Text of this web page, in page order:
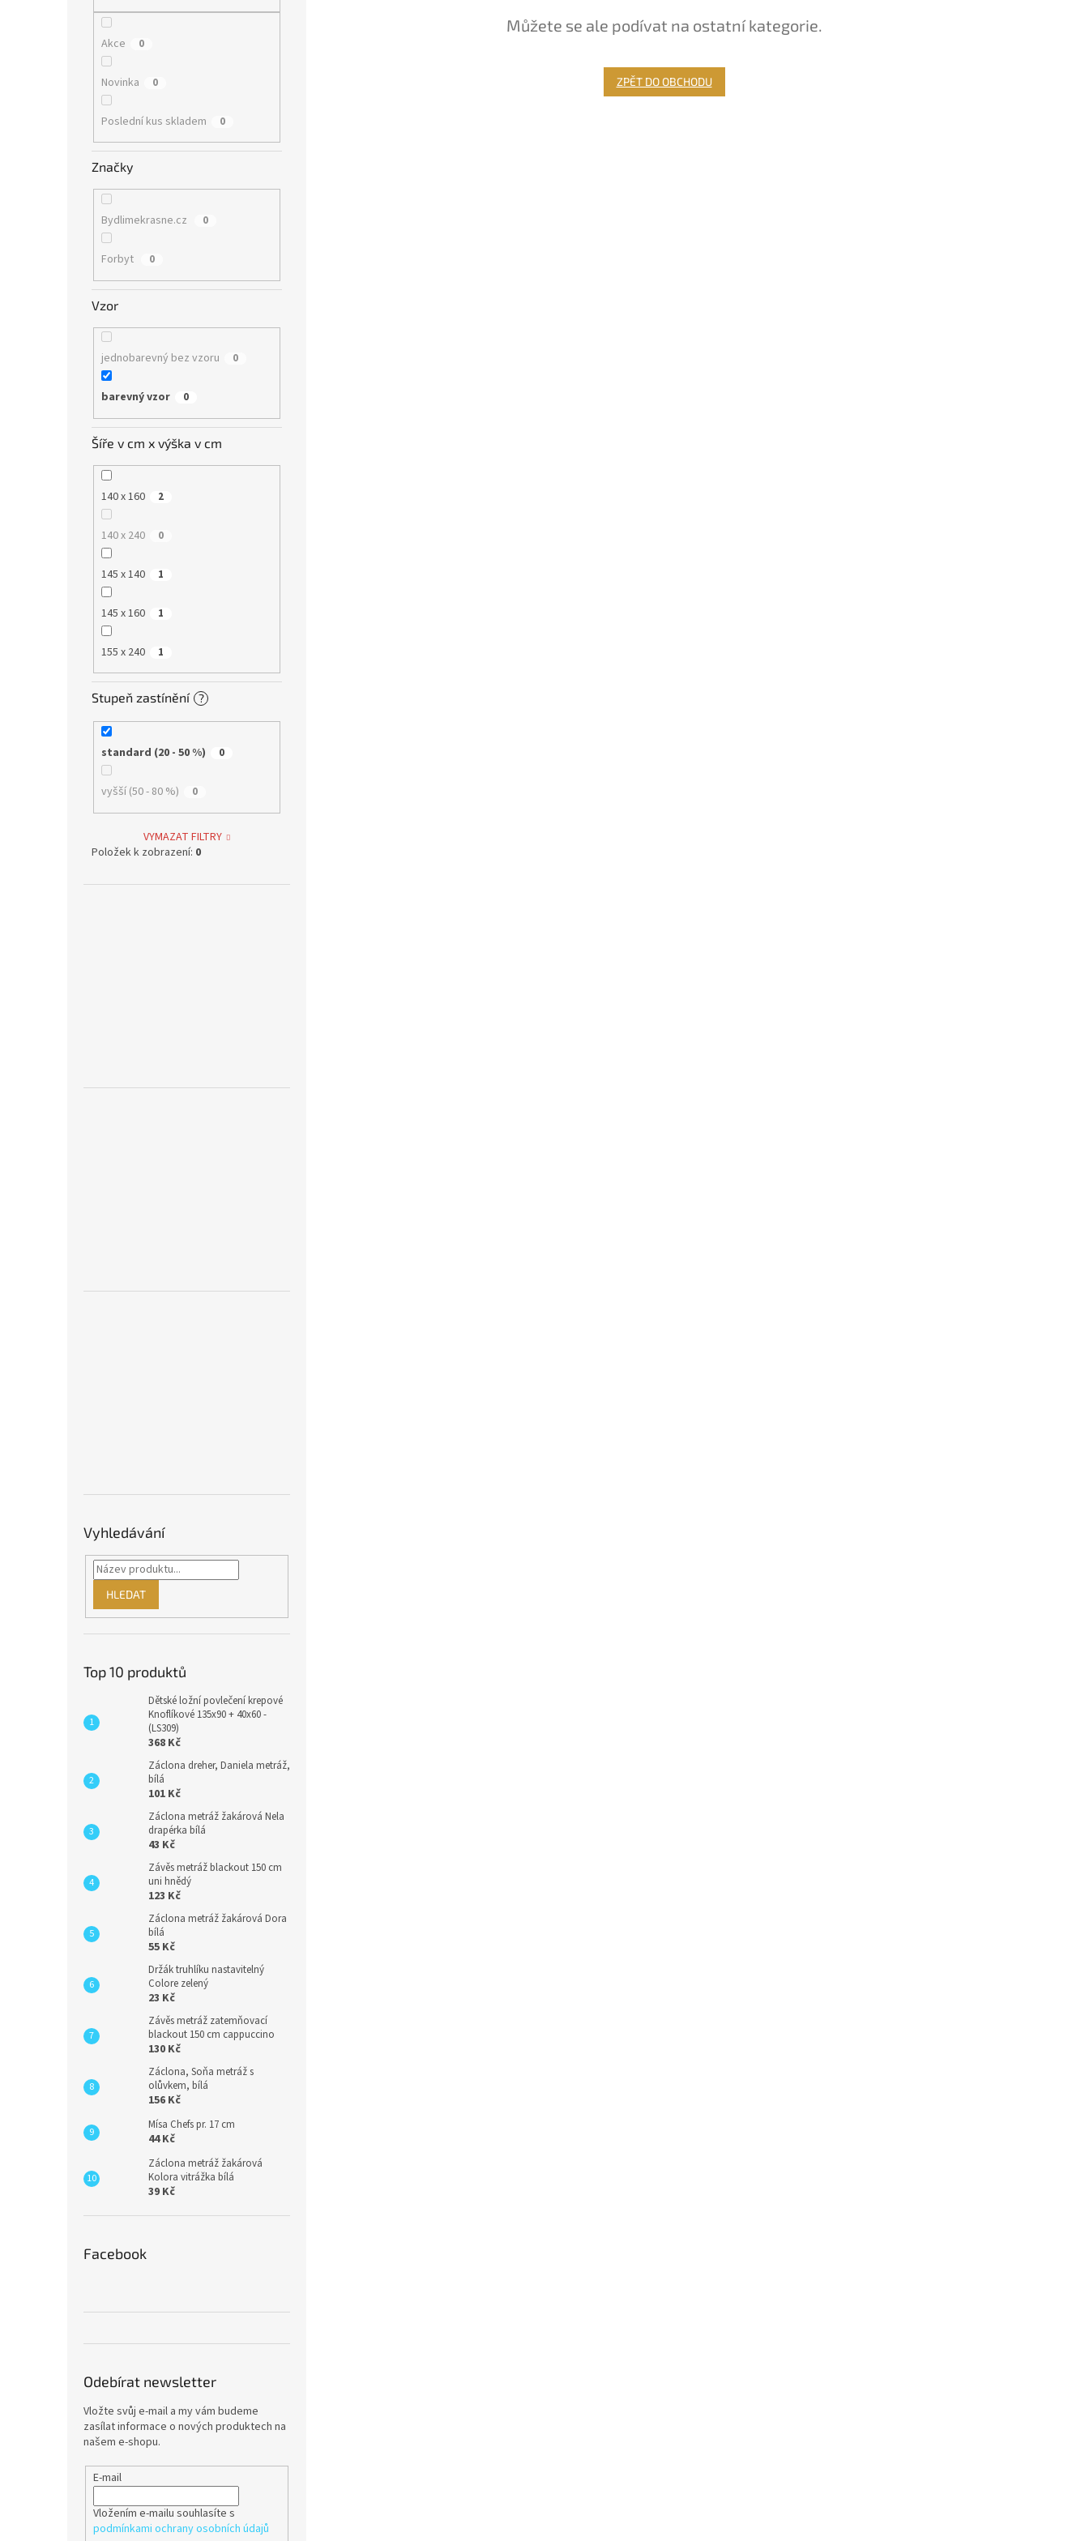
Akce 0
Novinka 0
Poslední kus skladem 0
Značky
Bydlimekrasne.cz 0
Forbyt 0
Vzor
jednobarevný bez vzoru 0
barevný vzor 0
Šíře v cm x výška v cm
140 x 160 2
140 x 240 0
145 x 140 1
145 x 160 1
155 x 240 1
Stupeň zastínění ?
standard (20 - 50 %) 0
vyšší (50 - 80 %) 0
VYMAZAT FILTRY
Položek k zobrazení: 0
Vyhledávání
HLEDAT
Top 10 produktů
Dětské ložní povlečení krepové
Knoflíkové 135x90 + 40x60 -
(LS309)
368 Kč
Záclona dreher, Daniela metráž,
bílá
101 Kč
Záclona metráž žakárová Nela
drapérka bílá
43 Kč
Závěs metráž blackout 150 cm
uni hnědý
123 Kč
Záclona metráž žakárová Dora
bílá
55 Kč
Držák truhlíku nastavitelný
Colore zelený
23 Kč
Závěs metráž zatemňovací
blackout 150 cm cappuccino
130 Kč
Záclona, Soňa metráž s
olůvkem, bílá
156 Kč
Mísa Chefs pr. 17 cm
44 Kč
Záclona metráž žakárová
Kolora vitrážka bílá
39 Kč
Facebook
Odebírat newsletter
Vložte svůj e-mail a my vám budeme
zasílat informace o nových produktech na
našem e-shopu.
E-mail
Vložením e-mailu souhlasíte s
podmínkami ochrany osobních údajů
Můžete se ale podívat na ostatní kategorie.
ZPĚT DO OBCHODU